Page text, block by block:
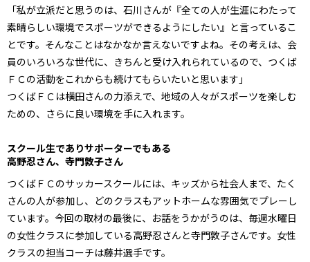
「私が立派だと思うのは、石川さんが『全ての人が生涯にわたって
素晴らしい環境でスポーツができるようにしたい』と言っているこ
とです。そんなことはなかなか言えないですよね。その考えは、会
員のいろいろな世代に、きちんと受け入れられているので、つくば
ＦＣの活動をこれからも続けてもらいたいと思います」
つくばＦＣは横田さんの力添えで、地域の人々がスポーツを楽しむ
ための、さらに良い環境を手に入れます。
スクール生でありサポーターでもある
高野忍さん、寺門敦子さん
つくばＦＣのサッカースクールには、キッズから社会人まで、たく
さんの人が参加し、どのクラスもアットホームな雰囲気でプレーし
ています。今回の取材の最後に、お話をうかがうのは、毎週水曜日
の女性クラスに参加している高野忍さんと寺門敦子さんです。女性
クラスの担当コーチは藤井選手です。